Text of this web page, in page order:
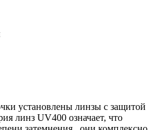
установлены линзы c защитой
линз UV400 означает, что